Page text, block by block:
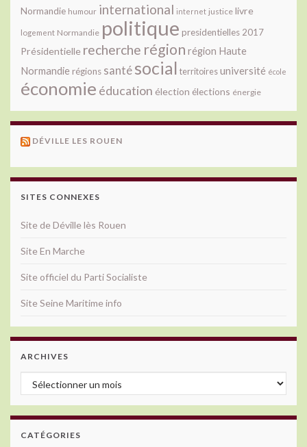
Normandie humour international internet justice livre
logement Normandie politique presidentielles 2017
Présidentielle recherche région région Haute
Normandie régions santésocial territoiresuniversité école
économie éducation élection élections énergie
DÉVILLE LES ROUEN
SITES CONNEXES
Site de Déville lès Rouen
Site En Marche
Site officiel du Parti Socialiste
Site Seine Maritime info
ARCHIVES
Archives
CATÉGORIES